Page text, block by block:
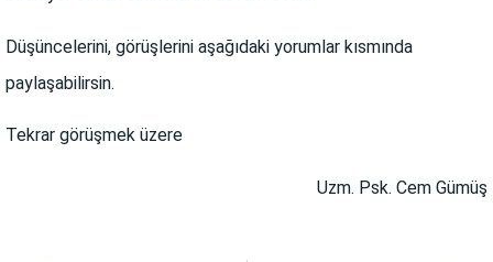
Düşüncelerini, görüşlerini aşağıdaki yorumlar kısmında
paylaşabilirsin.
Tekrar görüşmek üzere
Uzm. Psk. Cem Gümüş